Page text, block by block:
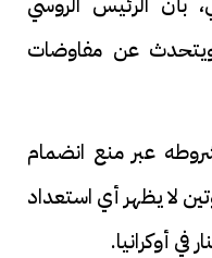
ويتحدث عن مفاوضات
عبر منع انضمام
لا يظهر أي استعداد
أوكرانيا.